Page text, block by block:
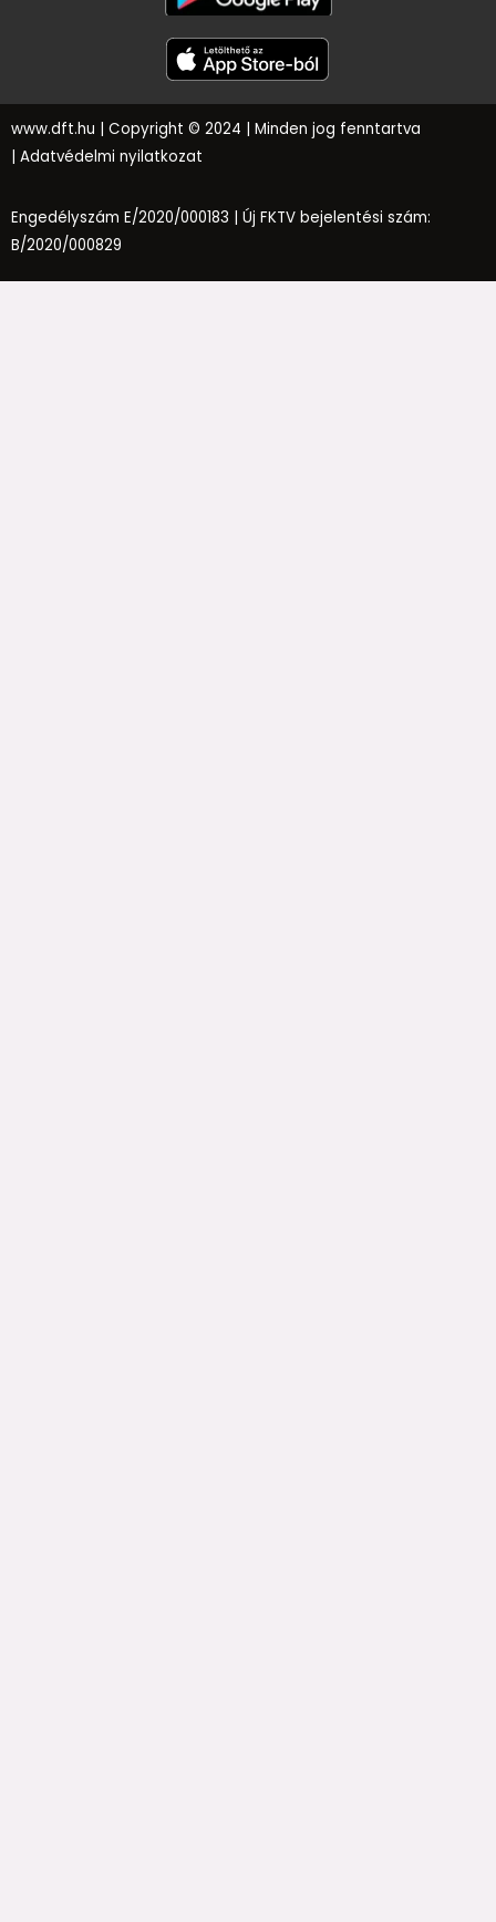
www.dft.hu | Copyright © 2024 | Minden jog fenntartva
Adatvédelmi nyilatkozat
Engedélyszám E/2020/000183 | Új FKTV bejelentési szám:
B/2020/000829